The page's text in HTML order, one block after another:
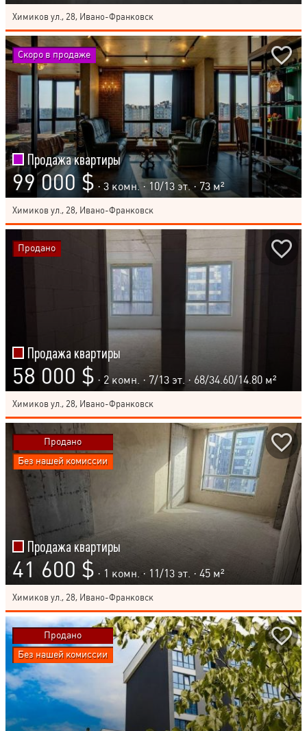
Химиков ул., 28, Ивано-Франковск
Продажа квартиры
99 000 $ · 3 комн. · 10/13 эт. · 73 м²
Химиков ул., 28, Ивано-Франковск
Скоро в продаже
Продажа квартиры
58 000 $ · 2 комн. · 7/13 эт. · 68/34.60/14.80 м²
Химиков ул., 28, Ивано-Франковск
Продано
Продажа квартиры
41 600 $ · 1 комн. · 11/13 эт. · 45 м²
Химиков ул., 28, Ивано-Франковск
Продано
Без нашей комиссии
Продано
Без нашей комиссии